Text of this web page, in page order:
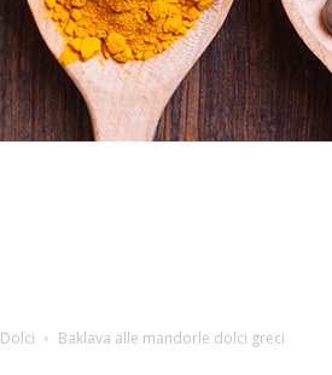
Dolci Baklava alle mandorle dolci greci